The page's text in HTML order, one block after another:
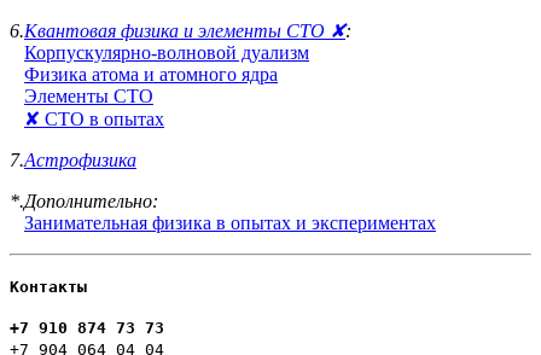
6.Квантовая физика и элементы СТО ✘:
Корпускулярно-волновой дуализм
Физика атома и атомного ядра
Элементы СТО
✘ СТО в опытах
7.Астрофизика
*.Дополнительно:
Занимательная физика в опытах и экспериментах
Контакты
+7 910 874 73 73
+7 904 064 04 04